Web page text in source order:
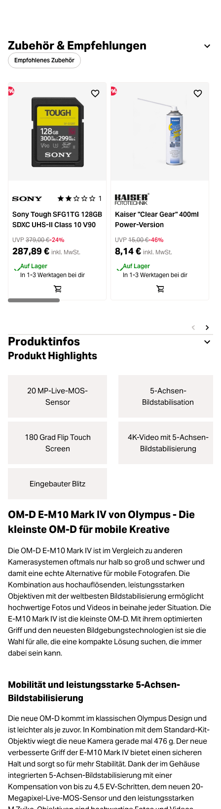
Zubehör & Empfehlungen
Empfohlenes Zubehör
%
Durchschnittliche Bewertung von 2 von 5 Sternen
1
Sony Tough SFG1TG 128GB
SDXC UHS-II Class 10 V90
UVP 379,00 €-24%
287,89 € inkl. MwSt.
Auf Lager
In 1-3 Werktagen bei dir
%
Kaiser "Clear Gear" 400ml
Power-Version
UVP 15,00 €-46%
8,14 € inkl. MwSt.
Auf Lager
In 1-3 Werktagen bei dir
Produktinfos
Produkt Highlights
20 MP-Live-MOS-
Sensor
5-Achsen-
Bildstabilisation
180 Grad Flip Touch
Screen
4K-Video mit 5-Achsen-
Bildstabilisierung
Eingebauter Blitz
OM-D E-M10 Mark IV von Olympus - Die
kleinste OM-D für mobile Kreative
Die OM-D E-M10 Mark IV ist im Vergleich zu anderen
Kamerasystemen oftmals nur halb so groß und schwer und
damit eine echte Alternative für mobile Fotografen. Die
Kombination aus hochauflösenden, leistungsstarken
Objektiven mit der weltbesten Bildstabilisierung ermöglicht
hochwertige Fotos und Videos in beinahe jeder Situation. Die
E-M10 Mark IV ist die kleinste OM-D. Mit ihrem optimierten
Griff und den neuesten Bildgebungstechnologien ist sie die
Wahl für alle, die eine kompakte Lösung suchen, die immer
dabei sein kann.
Mobilität und leistungsstarke 5-Achsen-
Bildstabilisierung
Die neue OM-D kommt im klassischen Olympus Design und
ist leichter als je zuvor. In Kombination mit dem Standard-Kit-
Objektiv wiegt die neue Kamera gerade mal 476 g. Der neue
verbesserte Griff der E-M10 Mark IV bietet einen sicheren
Halt und sorgt so für mehr Stabilität. Dank der im Gehäuse
integrierten 5-Achsen-Bildstabilisierung mit einer
Kompensation von bis zu 4,5 EV-Schritten, dem neuen 20-
Megapixel-Live-MOS-Sensor und den leistungsstarken